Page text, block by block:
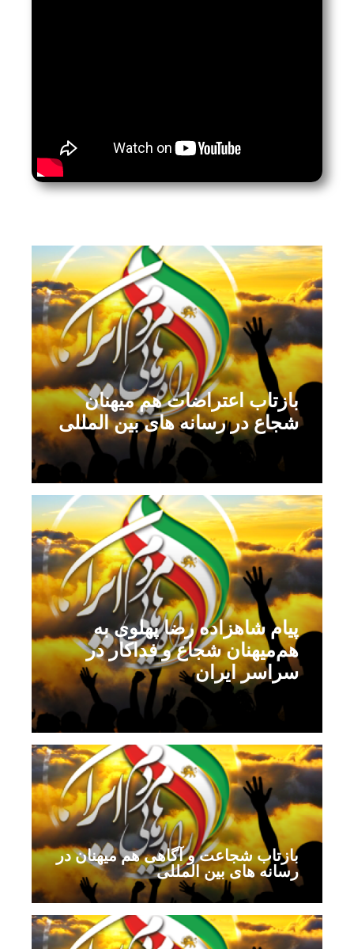
بازتاب اعتراضات هم میهنان
شجاع در رسانه های بین المللی
پیام شاهزاده رضا پهلوی به
هم‌میهنان شجاع و فداکار در
سراسر ایران
بازتاب شجاعت و آگاهی هم میهنان در
رسانه های بین المللی